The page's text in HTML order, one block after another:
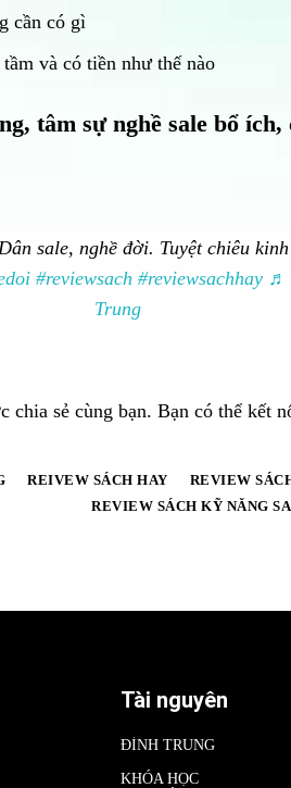
cần có gì
và có tiền như thế nào
tâm sự nghề sale bổ ích,
sale, nghề đời. Tuyệt chiêu
#reviewsach #reviewsachhay ♬
Trung
chia sẻ cùng bạn. Bạn có thể kết
REIVEW SÁCH HAY REVIEW
REVIEW SÁCH KỸ NĂNG
Tài nguyên
ĐÌNH TRUNG
KHÓA HỌC